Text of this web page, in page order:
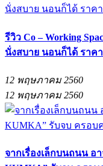
รีวิว Co – Working
นั่งสบาย นอนก็ได้ ราค
12 พฤษภาคม 2560
12 พฤษภาคม 2560
จากเรื่องเล็กบนถนน อ